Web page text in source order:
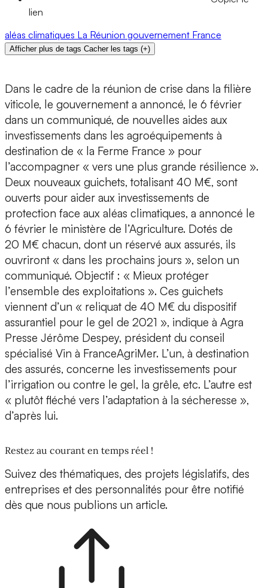
lien
aléas climatiques La Réunion gouvernement France
Afficher plus de tags Cacher les tags (+)
Dans le cadre de la réunion de crise dans la filière
viticole, le gouvernement a annoncé, le 6 février
dans un communiqué, de nouvelles aides aux
investissements dans les agroéquipements à
destination de « la Ferme France » pour
l’accompagner « vers une plus grande résilience ».
Deux nouveaux guichets, totalisant 40 M€, sont
ouverts pour aider aux investissements de
protection face aux aléas climatiques, a annoncé le
6 février le ministère de l’Agriculture. Dotés de
20 M€ chacun, dont un réservé aux assurés, ils
ouvriront « dans les prochains jours », selon un
communiqué. Objectif : « Mieux protéger
l’ensemble des exploitations ». Ces guichets
viennent d’un « reliquat de 40 M€ du dispositif
assurantiel pour le gel de 2021 », indique à Agra
Presse Jérôme Despey, président du conseil
spécialisé Vin à FranceAgriMer. L’un, à destination
des assurés, concerne les investissements pour
l’irrigation ou contre le gel, la grêle, etc. L’autre est
« plutôt fléché vers l’adaptation à la sécheresse »,
d’après lui.
Restez au courant en temps réel !
Suivez des thématiques, des projets législatifs, des
entreprises et des personnalités pour être notifié
dès que nous publions un article.